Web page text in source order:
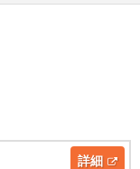
詳細